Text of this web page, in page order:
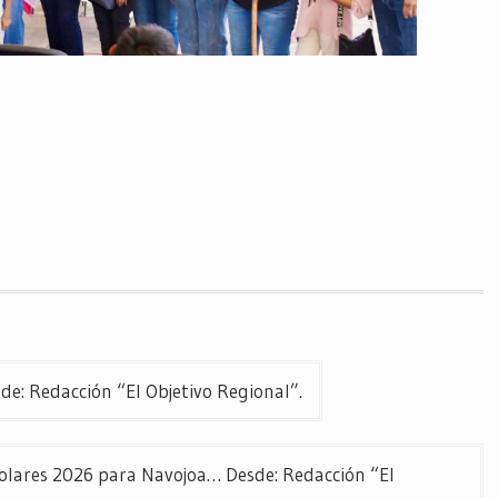
Redacción “El Objetivo Regional”.
2026 para Navojoa… Desde: Redacción “El